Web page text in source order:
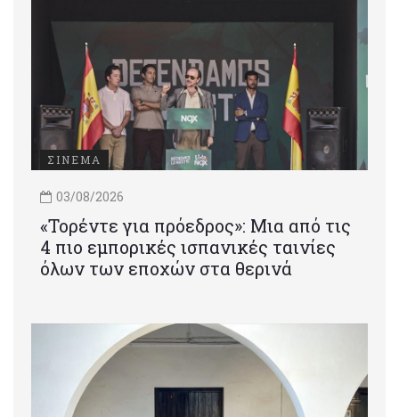
ΣΙΝΕΜΑ
03/08/2026
«Τορέντε για πρόεδρος»: Mια από τις
4 πιο εμπορικές ισπανικές ταινίες
όλων των εποχών στα θερινά